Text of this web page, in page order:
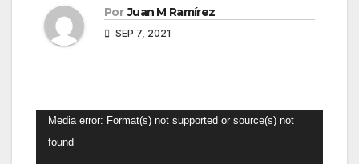
Por Juan M Ramírez
SEP 7, 2021
Reproductor
de
Media error: Format(s) not supported or source(s) not
found